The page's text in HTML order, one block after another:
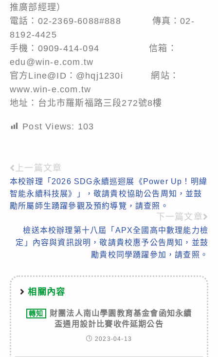
推廣部經理）
電話：02-2369-6088#888 傳真：02-
8192-4425
手機：0909-414-094 信箱：
edu@win-e.com.tw
官方Line@ID：@hqj1230i 網站：
www.win-e.com.tw
地址：台北市羅斯福路三段272號8樓
Post Views: 103
Read
more
articles
上一篇文章
本校辦理「2026 SDG永續巡迴展《Power Up！明緯
智能永續科技展》」，敬請貴校協助公告周知，並鼓
勵所屬師生踴躍參觀及預約導覽，請查照。
下一篇文章
檢送本校辦理第十八屆「APX全國高中數理能力檢
定」內容與資訊說明，敬請貴校惠予公告周知，並鼓
勵貴校同學踴躍參加，請查照。
相關內容
轉知
財團法人南山學園教育基金會函知永續
盃通用設計比賽收件延期公告
2023-04-13